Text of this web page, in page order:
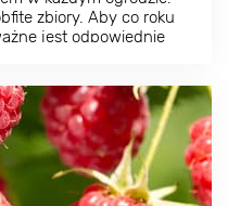
zbiory. Aby co roku
jest odpowiednie